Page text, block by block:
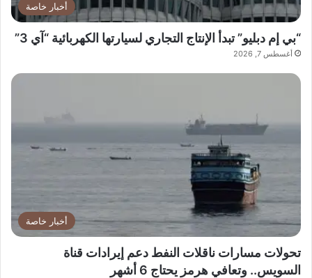
أخبار خاصة
“بي إم دبليو” تبدأ الإنتاج التجاري لسيارتها الكهربائية “آي 3”
أغسطس 7, 2026
أخبار خاصة
تحولات مسارات ناقلات النفط دعم إيرادات قناة
السويس.. وتعافي هرمز يحتاج 6 أشهر